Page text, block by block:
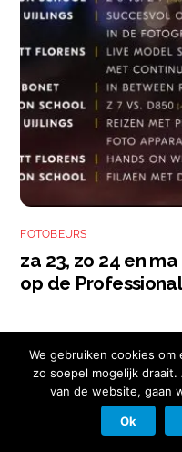
FOTOBEURS
za 23, zo 24 en
op de
Copyright © 2026 Nikon Club
We gebruiken cookies
zo soepel mogelijk
van de website, gaan
Ok